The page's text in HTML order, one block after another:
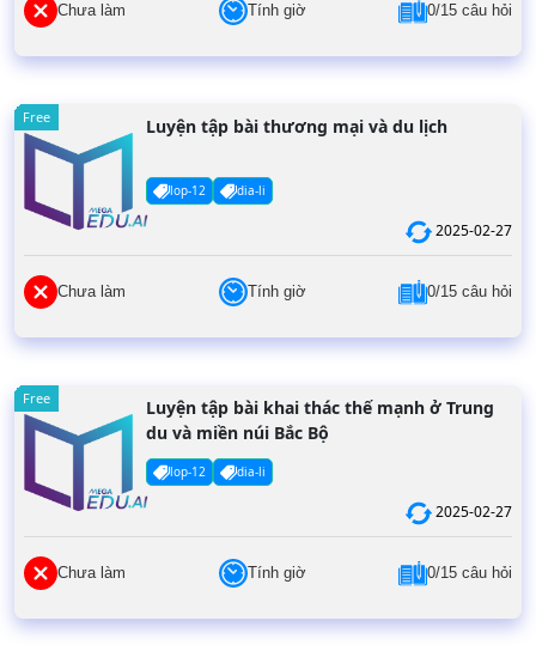
Chưa làm Tính giờ 0/15 câu hỏi
Free Luyện tập bài thương mại và du lịch
lop-12 dia-li
2025-02-27
Chưa làm Tính giờ 0/15 câu hỏi
Free
Luyện tập bài khai thác thế mạnh ở Trung
du và miền núi Bắc Bộ
lop-12 dia-li
2025-02-27
Chưa làm Tính giờ 0/15 câu hỏi